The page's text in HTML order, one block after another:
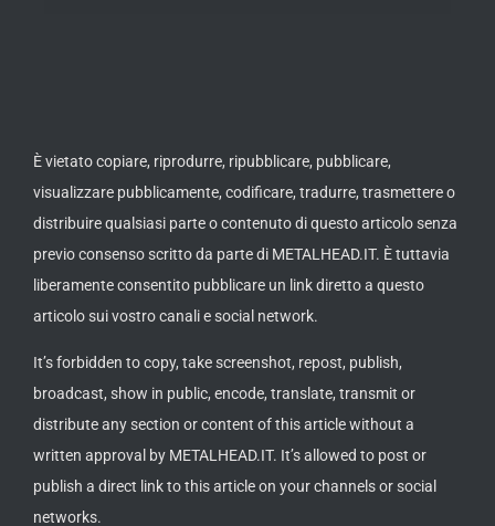
visualizzare pubblicamente, codificare, tradurre, trasmettere o
distribuire qualsiasi parte o contenuto di questo articolo senza
previo consenso scritto da parte di METALHEAD.IT. È tuttavia
liberamente consentito pubblicare un link diretto a questo
articolo sui vostro canali e social network.
broadcast, show in public, encode, translate, transmit or
distribute any section or content of this article without a
written approval by METALHEAD.IT. It’s allowed to post or
publish a direct link to this article on your channels or social
networks.